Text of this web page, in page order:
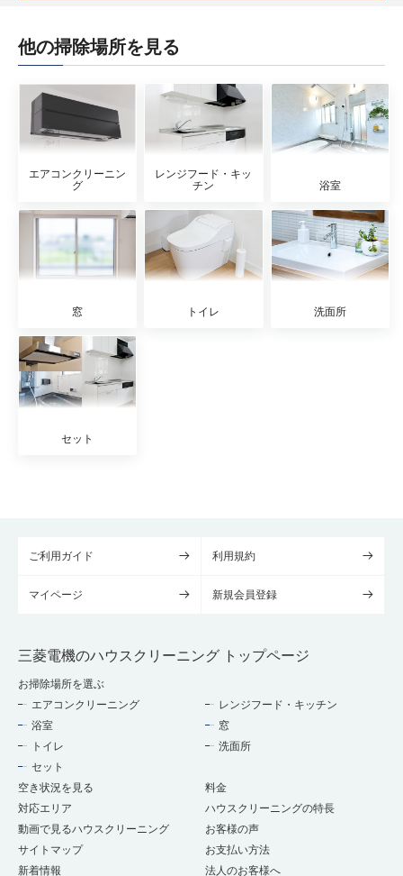
他の掃除場所を見る
エアコンクリーニン
グ
レンジフード・キッ
チン
浴室
窓 トイレ 洗面所
セット
ご利用ガイド 利用規約
マイページ 新規会員登録
三菱電機のハウスクリーニング トップページ
お掃除場所を選ぶ
エアコンクリーニング
レンジフード・キッチン
浴室
窓
トイレ
洗面所
セット
空き状況を見る
料金
対応エリア
ハウスクリーニングの特長
動画で見るハウスクリーニング
お客様の声
サイトマップ
お支払い方法
新着情報
法人のお客様へ